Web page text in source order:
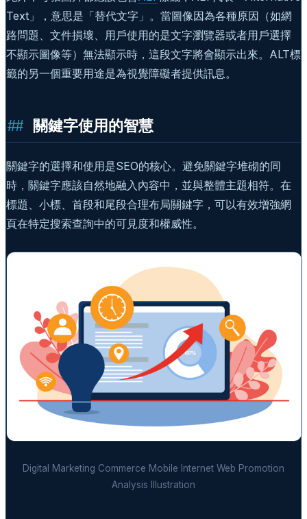
Text」，意思是「替代文字」。當圖像因為各種原因（如網
路問題、文件損壞、用戶使用的是文字瀏覽器或者用戶選擇
不顯示圖像等）無法顯示時，這段文字將會顯示出來。ALT標
籤的另一個重要用途是為視覺障礙者提供訊息。
關鍵字使用的智慧
關鍵字的選擇和使用是SEO的核心。避免關鍵字堆砌的同
時，關鍵字應該自然地融入內容中，並與整體主題相符。在
標題、小標、首段和尾段合理布局關鍵字，可以有效增強網
頁在特定搜索查詢中的可見度和權威性。
Digital Marketing Commerce Mobile Internet Web Promotion
Analysis Illustration